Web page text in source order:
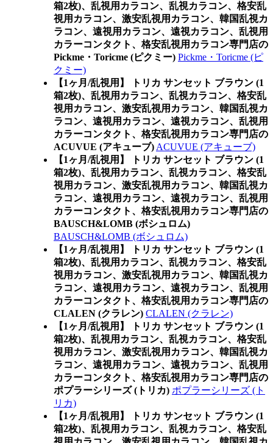
箱2枚)、乱視用カラコン、乱視カラコン、格安乱
視用カラコン、激安乱視用カラコン、韓国乱視カ
ラコン、遠視用カラコン、遠視カラコン、乱視用
カラーコンタクト、格安乱視用カラコン専門店の
Pickme・Toricme (ピクミー) Pickme・Toricme (ピ
クミー)
【1ヶ月/乱視用】 トリカ サンセット ブラウン (1
箱2枚)、乱視用カラコン、乱視カラコン、格安乱
視用カラコン、激安乱視用カラコン、韓国乱視カ
ラコン、遠視用カラコン、遠視カラコン、乱視用
カラーコンタクト、格安乱視用カラコン専門店の
ACUVUE (アキューブ) ACUVUE (アキューブ)
【1ヶ月/乱視用】 トリカ サンセット ブラウン (1
箱2枚)、乱視用カラコン、乱視カラコン、格安乱
視用カラコン、激安乱視用カラコン、韓国乱視カ
ラコン、遠視用カラコン、遠視カラコン、乱視用
カラーコンタクト、格安乱視用カラコン専門店の
BAUSCH&LOMB (ボシュロム)
BAUSCH&LOMB (ボシュロム)
【1ヶ月/乱視用】 トリカ サンセット ブラウン (1
箱2枚)、乱視用カラコン、乱視カラコン、格安乱
視用カラコン、激安乱視用カラコン、韓国乱視カ
ラコン、遠視用カラコン、遠視カラコン、乱視用
カラーコンタクト、格安乱視用カラコン専門店の
CLALEN (クラレン) CLALEN (クラレン)
【1ヶ月/乱視用】 トリカ サンセット ブラウン (1
箱2枚)、乱視用カラコン、乱視カラコン、格安乱
視用カラコン、激安乱視用カラコン、韓国乱視カ
ラコン、遠視用カラコン、遠視カラコン、乱視用
カラーコンタクト、格安乱視用カラコン専門店の
ポプラーシリーズ (トリカ) ポプラーシリーズ (ト
リカ)
【1ヶ月/乱視用】 トリカ サンセット ブラウン (1
箱2枚)、乱視用カラコン、乱視カラコン、格安乱